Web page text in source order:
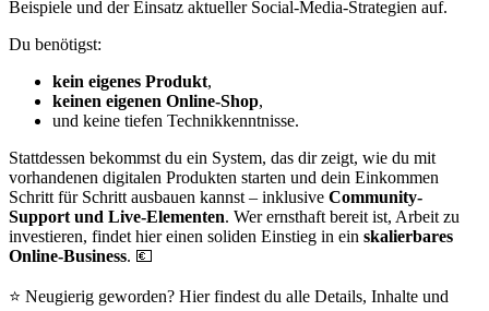
Beispiele und der Einsatz aktueller Social-Media-Strategien auf.
Du benötigst:
kein eigenes Produkt,
keinen eigenen Online-Shop,
und keine tiefen Technikkenntnisse.
Stattdessen bekommst du ein System, das dir zeigt, wie du mit
vorhandenen digitalen Produkten starten und dein Einkommen
Schritt für Schritt ausbauen kannst – inklusive Community-
Support und Live-Elementen. Wer ernsthaft bereit ist, Arbeit zu
investieren, findet hier einen soliden Einstieg in ein skalierbares
Online-Business. 💶
⭐ Neugierig geworden? Hier findest du alle Details, Inhalte und